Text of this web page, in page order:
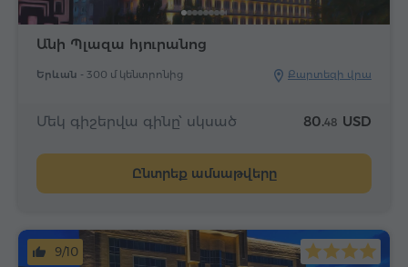
Անի Պլազա հյուրանոց
Երևան - 300 մ կենտրոնից Քարտեզի վրա
Մեկ գիշերվա գինը՝ սկսած 80.48 USD
Ընտրեք ամսաթվերը
9/10